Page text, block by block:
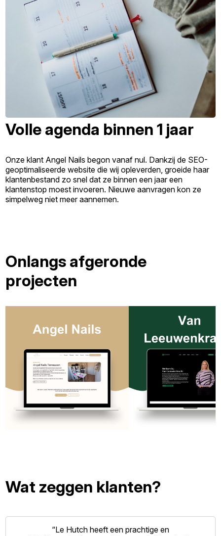
Volle agenda binnen 1 jaar
Onze klant Angel Nails begon vanaf nul. Dankzij de SEO-
geoptimaliseerde website die wij opleverden, groeide haar
klantenbestand zo snel dat ze binnen een jaar een
klantenstop moest invoeren. Nieuwe aanvragen kon ze
simpelweg niet meer aannemen.
Onlangs afgeronde
projecten
Wat zeggen klanten?
“Le Hutch heeft een prachtige en